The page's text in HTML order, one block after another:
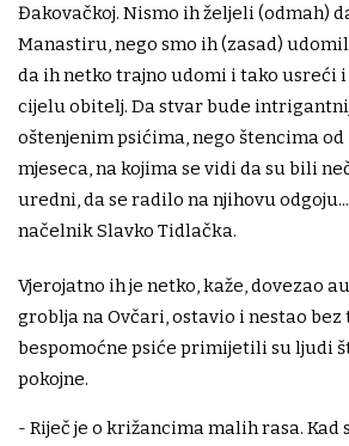
Đakovačkoj. Nismo ih željeli (odmah)
Manastiru, nego smo ih (zasad)
da ih netko trajno udomi i tako usreći i
cijelu obitelj. Da stvar bude
oštenjenim psićima, nego štencima
mjeseca, na kojima se vidi da su bili
uredni, da se radilo na njihovu
načelnik Slavko Tidlačka.
Vjerojatno ih je netko, kaže, dovezao
groblja na Ovčari, ostavio i nestao bez
bespomoćne psiće primijetili su ljudi
pokojne.
- Riječ je o križancima malih rasa. Kad